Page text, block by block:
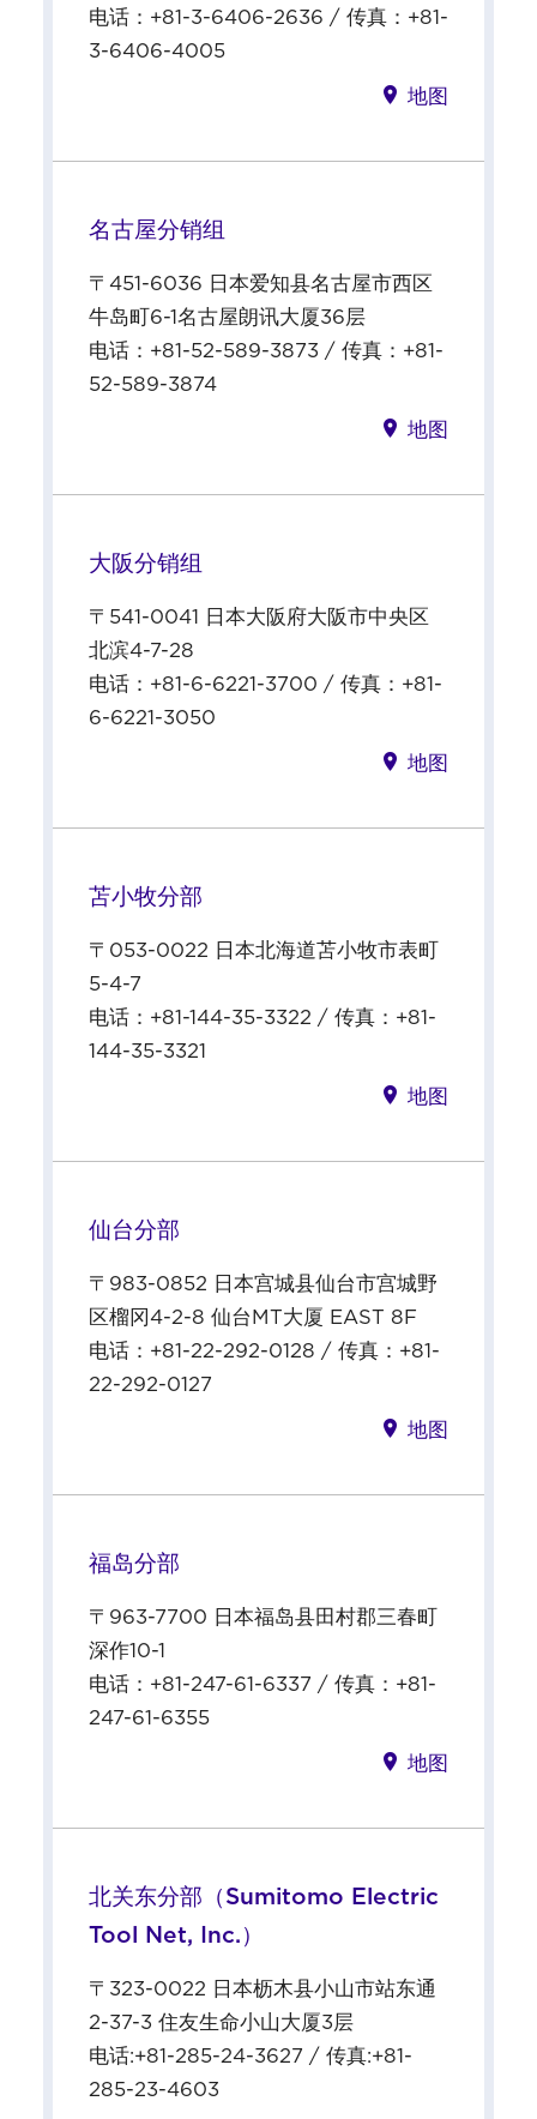
电话：+81-3-6406-2636 / 传真：+81-
3-6406-4005
地图
名古屋分销组
〒451-6036 日本爱知县名古屋市西区
牛岛町6-1名古屋朗讯大厦36层
电话：+81-52-589-3873 / 传真：+81-
52-589-3874
地图
大阪分销组
〒541-0041 日本大阪府大阪市中央区
北滨4-7-28
电话：+81-6-6221-3700 / 传真：+81-
6-6221-3050
地图
苫小牧分部
〒053-0022 日本北海道苫小牧市表町
5-4-7
电话：+81-144-35-3322 / 传真：+81-
144-35-3321
地图
仙台分部
〒983-0852 日本宫城县仙台市宫城野
区榴冈4-2-8 仙台MT大厦 EAST 8F
电话：+81-22-292-0128 / 传真：+81-
22-292-0127
地图
福岛分部
〒963-7700 日本福岛县田村郡三春町
深作10-1
电话：+81-247-61-6337 / 传真：+81-
247-61-6355
地图
北关东分部（Sumitomo Electric
Tool Net, Inc.）
〒323-0022 日本枥木县小山市站东通
2-37-3 住友生命小山大厦3层
电话:+81-285-24-3627 / 传真:+81-
285-23-4603